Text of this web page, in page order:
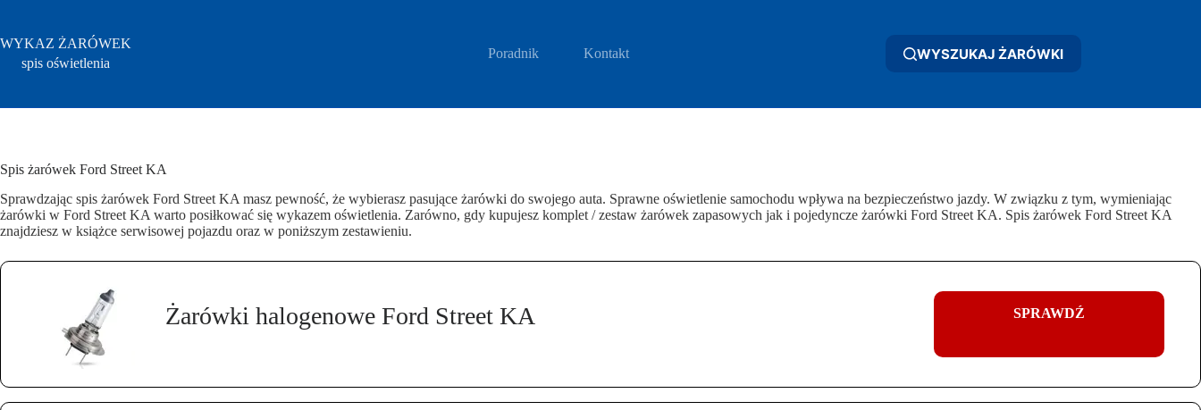
treści
WYKAZ ŻARÓWEK
spis oświetlenia
Poradnik Kontakt WYSZUKAJ ŻARÓWKI
Spis żarówek Ford Street KA
Sprawdzając spis żarówek Ford Street KA masz pewność, że wybierasz pasujące żarówki do swojego auta. Sprawne oświetlenie samochodu wpływa na bezpieczeństwo jazdy. W związku z tym, wymieniając
żarówki w Ford Street KA warto posiłkować się wykazem oświetlenia. Zarówno, gdy kupujesz komplet / zestaw żarówek zapasowych jak i pojedyncze żarówki Ford Street KA. Spis żarówek Ford Street KA
znajdziesz w książce serwisowej pojazdu oraz w poniższym zestawieniu.
Żarówki halogenowe Ford Street KA SPRAWDŹ